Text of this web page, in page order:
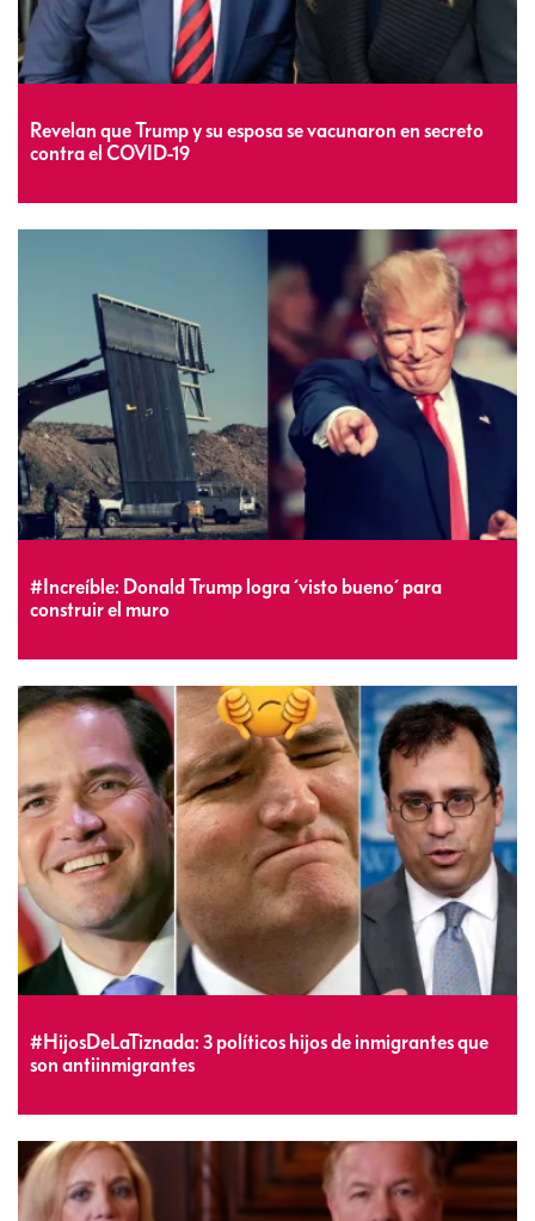
de Trump?
Revelan que Trump y su esposa se vacunaron en secreto
contra el COVID-19
#Increíble: Donald Trump logra ´visto bueno´ para
construir el muro